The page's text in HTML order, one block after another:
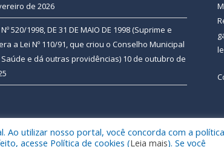
de 2026
Nº 520/1998, DE 31 DE MAIO DE 1998 (Suprime e
a Lei Nº 110/91, que criou o Conselho Municipal
e dá outras providências) 10 de outubro de
Mapa do Site
Ao utilizar nosso portal, você concorda com a
acesse Política de cookies (Leia mais). Se você